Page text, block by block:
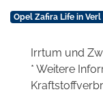
Opel Zafira Life in
Irrtum und
* Weitere